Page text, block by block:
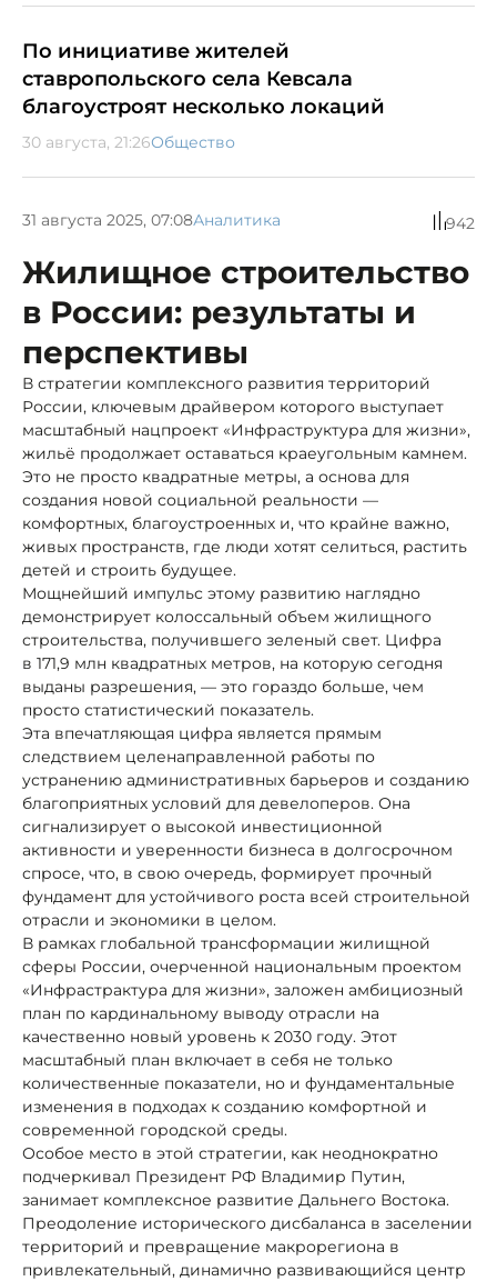
По инициативе жителей
ставропольского села Кевсала
благоустроят несколько локаций
30 августа, 21:26Общество
31 августа 2025, 07:08Аналитика 942
Жилищное строительство
в России: результаты и
перспективы
В стратегии комплексного развития территорий
России, ключевым драйвером которого выступает
масштабный нацпроект «Инфраструктура для жизни»,
жильё продолжает оставаться краеугольным камнем.
Это не просто квадратные метры, а основа для
создания новой социальной реальности —
комфортных, благоустроенных и, что крайне важно,
живых пространств, где люди хотят селиться, растить
детей и строить будущее.
Мощнейший импульс этому развитию наглядно
демонстрирует колоссальный объем жилищного
строительства, получившего зеленый свет. Цифра
в 171,9 млн квадратных метров, на которую сегодня
выданы разрешения, — это гораздо больше, чем
просто статистический показатель.
Эта впечатляющая цифра является прямым
следствием целенаправленной работы по
устранению административных барьеров и созданию
благоприятных условий для девелоперов. Она
сигнализирует о высокой инвестиционной
активности и уверенности бизнеса в долгосрочном
спросе, что, в свою очередь, формирует прочный
фундамент для устойчивого роста всей строительной
отрасли и экономики в целом.
В рамках глобальной трансформации жилищной
сферы России, очерченной национальным проектом
«Инфрастрактура для жизни», заложен амбициозный
план по кардинальному выводу отрасли на
качественно новый уровень к 2030 году. Этот
масштабный план включает в себя не только
количественные показатели, но и фундаментальные
изменения в подходах к созданию комфортной и
современной городской среды.
Особое место в этой стратегии, как неоднократно
подчеркивал Президент РФ Владимир Путин,
занимает комплексное развитие Дальнего Востока.
Преодоление исторического дисбаланса в заселении
территорий и превращение макрорегиона в
привлекательный, динамично развивающийся центр